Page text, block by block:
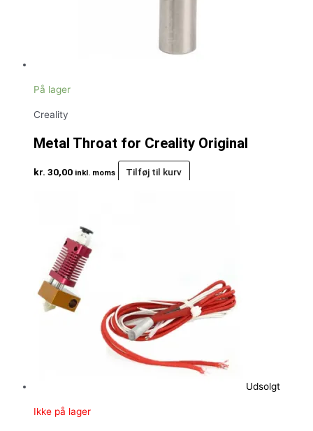
På lager
Creality
Metal Throat for Creality Original
kr. 30,00 inkl. moms Tilføj til kurv
Udsolgt
Ikke på lager